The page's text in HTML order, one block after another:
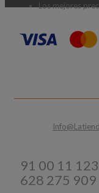
Los mejores
91 00 11 123
628 275 909